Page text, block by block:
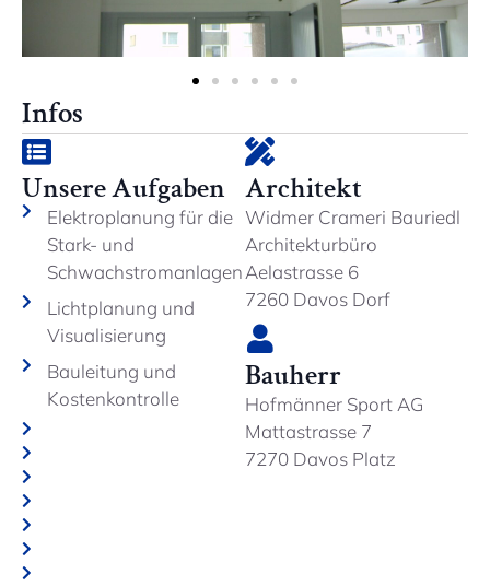
Infos
Unsere Aufgaben
Elektroplanung für die
Stark- und
Schwachstromanlagen
Lichtplanung und
Visualisierung
Bauleitung und
Kostenkontrolle
Architekt
Widmer Crameri Bauriedl
Architekturbüro
Aelastrasse 6
7260 Davos Dorf
Bauherr
Hofmänner Sport AG
Mattastrasse 7
7270 Davos Platz